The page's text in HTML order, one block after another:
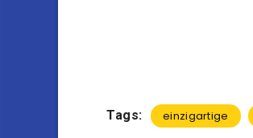
Tags: einzigartige